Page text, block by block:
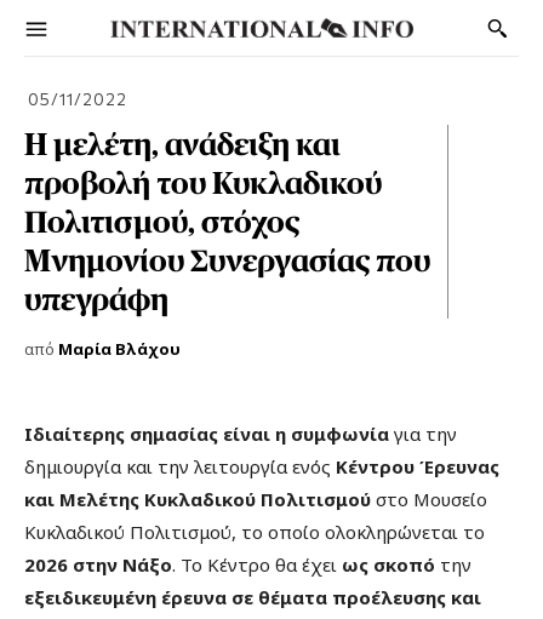
05/11/2022
Η μελέτη, ανάδειξη και
προβολή του Κυκλαδικού
Πολιτισμού, στόχος
Μνημονίου Συνεργασίας που
υπεγράφη
από Μαρία Βλάχου
Ιδιαίτερης σημασίας είναι η συμφωνία για την
δημιουργία και την λειτουργία ενός Κέντρου Έρευνας
και Μελέτης Κυκλαδικού Πολιτισμού στο Μουσείο
Κυκλαδικού Πολιτισμού, το οποίο ολοκληρώνεται το
2026 στην Νάξο. Το Κέντρο θα έχει ως σκοπό την
εξειδικευμένη έρευνα σε θέματα προέλευσης και